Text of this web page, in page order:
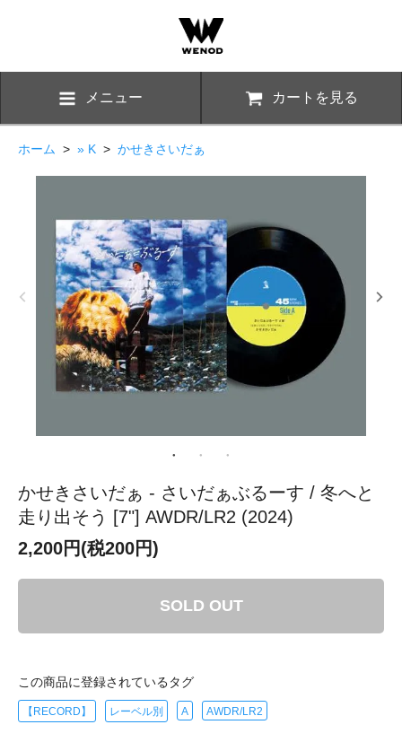
メニュー カートを見る
ホーム > » K > かせきさいだぁ
かせきさいだぁ - さいだぁぶるーす / 冬へと
走り出そう [7"] AWDR/LR2 (2024)
2,200円(税200円)
SOLD OUT
この商品に登録されているタグ
【RECORD】 レーベル別 A AWDR/LR2